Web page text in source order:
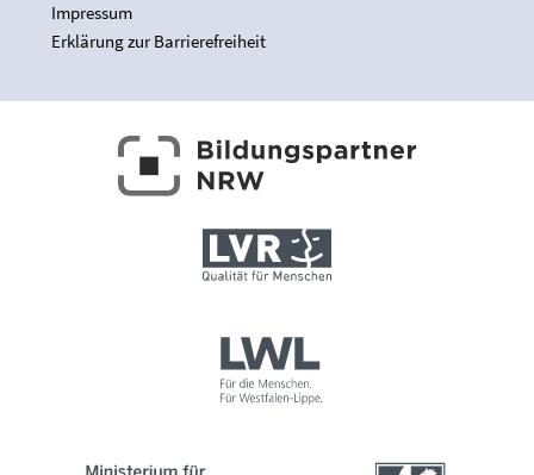
Impressum
Erklärung zur Barrierefreiheit